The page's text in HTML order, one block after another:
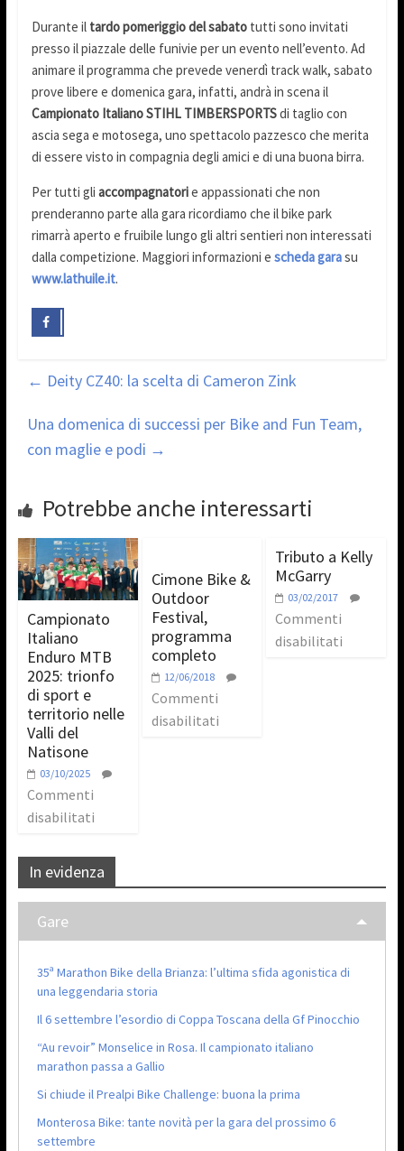
Durante il tardo pomeriggio del sabatotutti sono invitati
presso il piazzale delle funivie per un evento nell’evento. Ad
animare il programma che prevede venerdì track walk, sabato
prove libere e domenica gara, infatti, andrà in scena il
Campionato Italiano STIHL TIMBERSPORTSdi taglio con
ascia sega e motosega, uno spettacolo pazzesco che merita
di essere visto in compagnia degli amici e di una buona birra.
Per tutti gli accompagnatorie appassionati che non
prenderanno parte alla gara ricordiamo che il bike park
rimarrà aperto e fruibile lungo gli altri sentieri non interessati
dalla competizione. Maggiori informazioni e scheda garasu
www.lathuile.it.
← Deity CZ40: la scelta di Cameron Zink
Una domenica di successi per Bike and Fun Team,
con maglie e podi →
Potrebbe anche interessarti
Campionato
Italiano
Enduro MTB
2025: trionfo
di sport e
territorio nelle
Valli del
Natisone
03/10/2025
Commenti
disabilitati
Cimone Bike &
Outdoor
Festival,
programma
completo
12/06/2018
Commenti
disabilitati
Tributo a Kelly
McGarry
03/02/2017
Commenti
disabilitati
In evidenza
Gare
35ª Marathon Bike della Brianza: l’ultima sfida agonistica di
una leggendaria storia
Il 6 settembre l’esordio di Coppa Toscana della Gf Pinocchio
“Au revoir” Monselice in Rosa. Il campionato italiano
marathon passa a Gallio
Si chiude il Prealpi Bike Challenge: buona la prima
Monterosa Bike: tante novità per la gara del prossimo 6
settembre